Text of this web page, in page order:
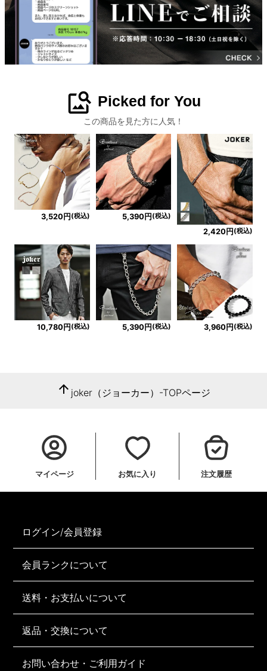
image_search Picked for You
この商品を見た方に人気！
3,520円 (税込) 5,390円 (税込)
2,420円 (税込)
10,780円 (税込) 5,390円 (税込) 3,960円 (税込)
arrow_upward joker（ジョーカー）-TOPページ
マイページ お気に入り 注文履歴
ログイン/会員登録
会員ランクについて
送料・お支払いについて
返品・交換について
お問い合わせ・ご利用ガイド